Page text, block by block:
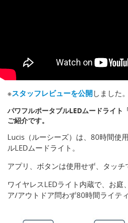
※スタッフレビューを公開しました。
パワフルポータブルLEDムードライト
ご紹介です。
Lucis（ルーシーズ）は、80時間使
ルLEDムードライト。
アプリ、ボタンは使用せず、タッチ
ワイヤレスLEDライト内蔵で、お庭
ア/アウトドア問わず80時間ライティ